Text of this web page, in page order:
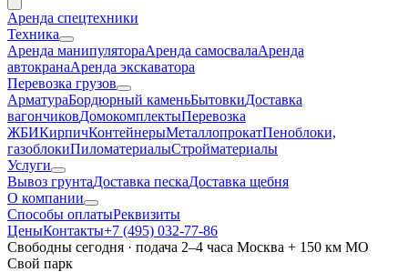
Аренда спецтехники
Техника
Аренда манипулятораАренда самосвалаАренда
автокранаАренда экскаватора
Перевозка грузов
АрматураБордюрный каменьБытовкиДоставка
вагончиковДомокомплектыПеревозка
ЖБИКирпичКонтейнерыМеталлопрокатПеноблоки,
газоблокиПиломатериалыСтройматериалы
Услуги
Вывоз грунтаДоставка пескаДоставка щебня
О компании
Cпособы оплатыРеквизиты
ЦеныКонтакты+7 (495) 032-77-86
Свободны сегодня · подача 2–4 часа Москва + 150 км МО
Свой парк